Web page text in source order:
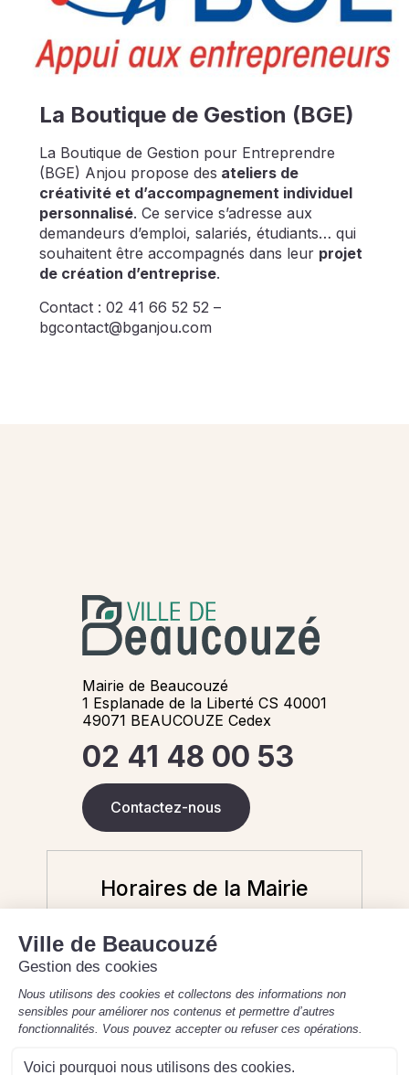
La Boutique de Gestion (BGE)
La Boutique de Gestion pour Entreprendre
(BGE) Anjou propose des ateliers de
créativité et d’accompagnement individuel
personnalisé. Ce service s’adresse aux
demandeurs d’emploi, salariés, étudiants… qui
souhaitent être accompagnés dans leur projet
de création d’entreprise.
Contact : 02 41 66 52 52 –
bgcontact@bganjou.com
Mairie de Beaucouzé
1 Esplanade de la Liberté CS 40001
49071 BEAUCOUZE Cedex
02 41 48 00 53
Contactez-nous
Horaires de la Mairie